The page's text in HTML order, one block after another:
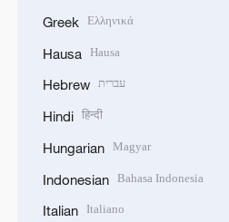
Greek Ελληνικά
Hausa Hausa
Hebrew עברית
Hindi हिन्दी
Hungarian Magyar
Indonesian Bahasa Indonesia
Italian Italiano